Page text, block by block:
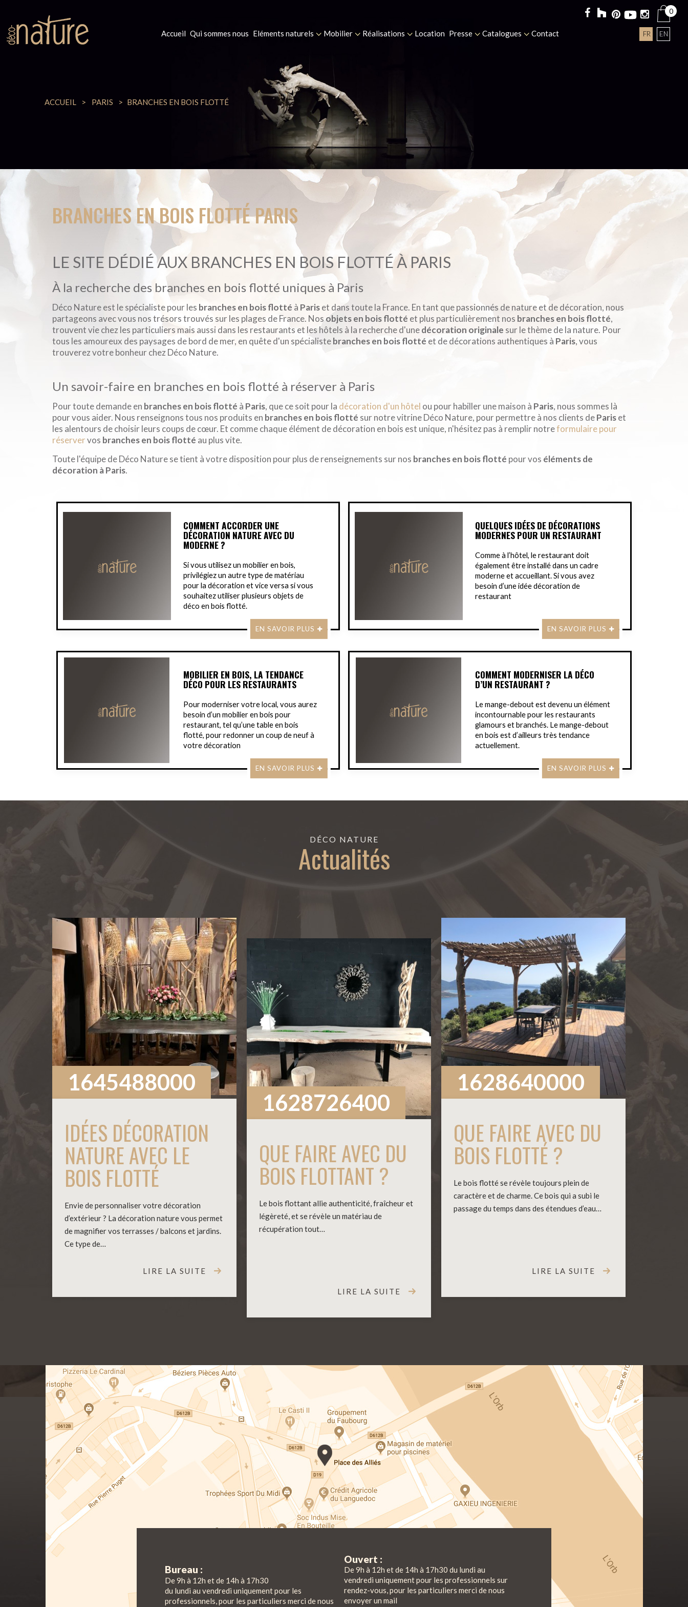
Accueil Qui sommes nous Eléments naturels Mobilier Réalisations Location Presse Catalogues Contact FR EN
0
ACCUEIL PARIS BRANCHES EN BOIS FLOTTÉ
BRANCHES EN BOIS FLOTTÉ PARIS
LE SITE DÉDIÉ AUX BRANCHES EN BOIS FLOTTÉ À PARIS
À la recherche des branches en bois flotté uniques à Paris
Déco Nature est le spécialiste pour les branches en bois flotté à Pariset dans toute la France. En tant que passionnés de nature et de décoration, nous
partageons avec vous nos trésors trouvés sur les plages de France. Nosobjets en bois flotté et plus particulièrement nos branches en bois flotté,
trouvent vie chez les particuliers mais aussi dans les restaurants et les hôtels à la recherche d'unedécoration originale sur le thème de la nature. Pour
tous les amoureux des paysages de bord de mer, en quête d'un spécialistebranches en bois flotté et de décorations authentiques à Paris, vous
trouverez votre bonheur chez Déco Nature.
Un savoir-faire en branches en bois flotté à réserver à Paris
Pour toute demande en branches en bois flotté à Paris, que ce soit pour la décoration d'un hôtel ou pour habiller une maison à Paris, nous sommes là
pour vous aider. Nous renseignons tous nos produits en branches en bois flotté sur notre vitrine Déco Nature, pour permettre à nos clients dePariset
les alentours de choisir leurs coups de cœur. Et comme chaque élément de décoration en bois est unique, n'hésitez pas à remplir notreformulaire pour
réservervos branches en bois flotté au plus vite.
Toute l'équipe de Déco Nature se tient à votre disposition pour plus de renseignements sur nos branches en bois flotté pour vos éléments de
décoration à Paris.
COMMENT ACCORDER UNE
DÉCORATION NATURE AVEC DU
MODERNE ?
Si vous utilisez un mobilier en bois,
privilégiez un autre type de matériau
pour la décoration et vice versa si vous
souhaitez utiliser plusieurs objets de
déco en bois flotté.
EN SAVOIR PLUS
QUELQUES IDÉES DE DÉCORATIONS
MODERNES POUR UN RESTAURANT
Comme à l’hôtel, le restaurant doit
également être installé dans un cadre
moderne et accueillant. Si vous avez
besoin d’une idée décoration de
restaurant
EN SAVOIR PLUS
MOBILIER EN BOIS, LA TENDANCE
DÉCO POUR LES RESTAURANTS
Pour moderniser votre local, vous aurez
besoin d’un mobilier en bois pour
restaurant, tel qu’une table en bois
flotté, pour redonner un coup de neuf à
votre décoration
EN SAVOIR PLUS
COMMENT MODERNISER LA DÉCO
D’UN RESTAURANT ?
Le mange-debout est devenu un élément
incontournable pour les restaurants
glamours et branchés. Le mange-debout
en bois est d’ailleurs très tendance
actuellement.
EN SAVOIR PLUS
DÉCO NATURE
Actualités
1645488000
IDÉES DÉCORATION
NATURE AVEC LE
BOIS FLOTTÉ
Envie de personnaliser votre décoration
d’extérieur ? La décoration nature vous permet
de magnifier vos terrasses / balcons et jardins.
Ce type de…
LIRE LA SUITE
1628726400
QUE FAIRE AVEC DU
BOIS FLOTTANT ?
Le bois flottant allie authenticité, fraîcheur et
légèreté, et se révèle un matériau de
récupération tout…
LIRE LA SUITE
1628640000
QUE FAIRE AVEC DU
BOIS FLOTTÉ ?
Le bois flotté se révèle toujours plein de
caractère et de charme. Ce bois qui a subi le
passage du temps dans des étendues d’eau…
LIRE LA SUITE
Bureau :
De 9h à 12h et de 14h à 17h30
du lundi au vendredi uniquement pour les
professionnels, pour les particuliers merci de nous
Ouvert :
De 9h à 12h et de 14h à 17h30 du lundi au
vendredi uniquement pour les professionnels sur
rendez-vous, pour les particuliers merci de nous
envoyer un mail